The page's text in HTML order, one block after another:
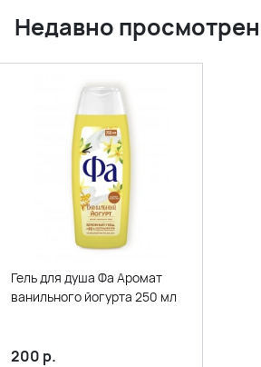
Недавно
Гель для душа Фа Аромат
ванильного йогурта 250 мл
200 р.